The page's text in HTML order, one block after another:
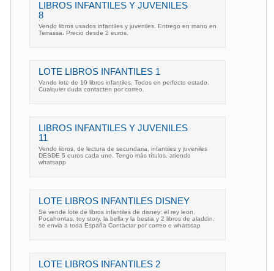
LIBROS INFANTILES Y JUVENILES
8
Vendo libros usados infantiles y juveniles. Entrego en mano en
Terrassa. Precio desde 2 euros.
LOTE LIBROS INFANTILES 1
Vendo lote de 19 libros infantiles. Todos en perfecto estado.
Cualquier duda contacten por correo.
LIBROS INFANTILES Y JUVENILES
11
Vendo libros, de lectura de secundaria, infantiles y juveniles
DESDE 5 euros cada uno. Tengo más títulos. atiendo
whatsapp
LOTE LIBROS INFANTILES DISNEY
Se vende lote de libros infantiles de disney: el rey leon,
Pocahontas, toy story, la bella y la bestia y 2 libros de aladdin.
se envia a toda España Contactar por correo o whatssap
LOTE LIBROS INFANTILES 2